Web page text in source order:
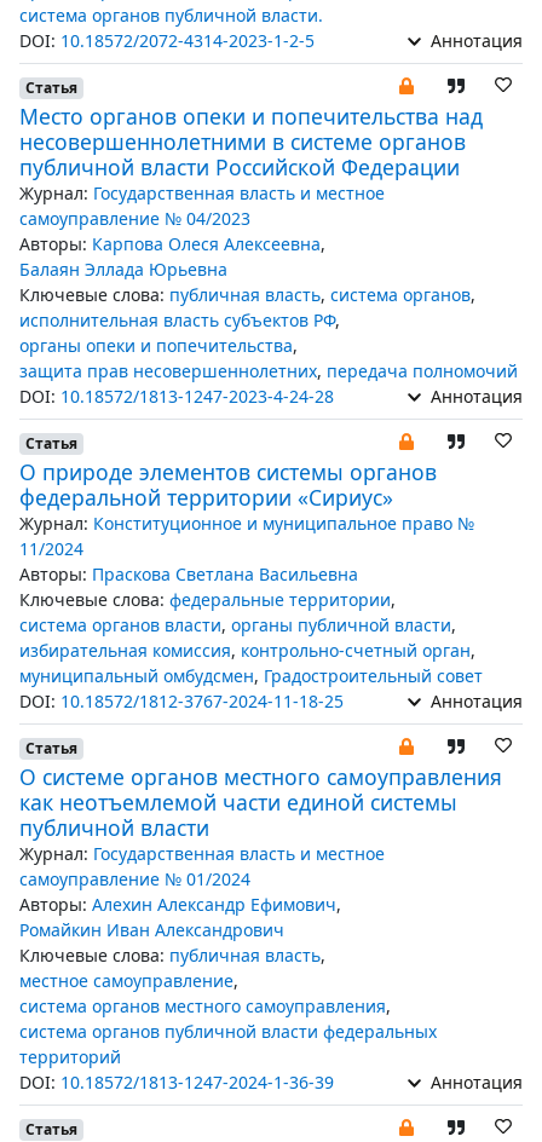
система органов публичной власти.
DOI: 10.18572/2072-4314-2023-1-2-5 Аннотация
Статья
Место органов опеки и попечительства над
несовершеннолетними в системе органов
публичной власти Российской Федерации
Журнал: Государственная власть и местное
самоуправление № 04/2023
Авторы: Карпова Олеся Алексеевна,
Балаян Эллада Юрьевна
Ключевые слова: публичная власть, система органов,
исполнительная власть субъектов РФ,
органы опеки и попечительства,
защита прав несовершеннолетних, передача полномочий
DOI: 10.18572/1813-1247-2023-4-24-28 Аннотация
Статья
О природе элементов системы органов
федеральной территории «Сириус»
Журнал: Конституционное и муниципальное право №
11/2024
Авторы: Праскова Светлана Васильевна
Ключевые слова: федеральные территории,
система органов власти, органы публичной власти,
избирательная комиссия, контрольно-счетный орган,
муниципальный омбудсмен, Градостроительный совет
DOI: 10.18572/1812-3767-2024-11-18-25 Аннотация
Статья
О системе органов местного самоуправления
как неотъемлемой части единой системы
публичной власти
Журнал: Государственная власть и местное
самоуправление № 01/2024
Авторы: Алехин Александр Ефимович,
Ромайкин Иван Александрович
Ключевые слова: публичная власть,
местное самоуправление,
система органов местного самоуправления,
система органов публичной власти федеральных
территорий
DOI: 10.18572/1813-1247-2024-1-36-39 Аннотация
Статья